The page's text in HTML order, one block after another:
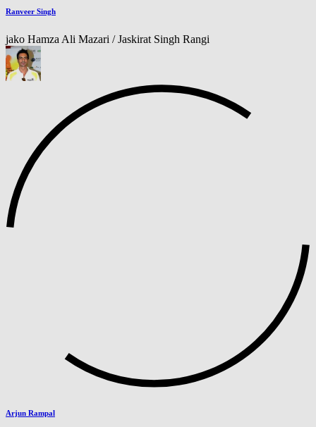
Ranveer Singh
jako Hamza Ali Mazari / Jaskirat Singh Rangi
Arjun Rampal